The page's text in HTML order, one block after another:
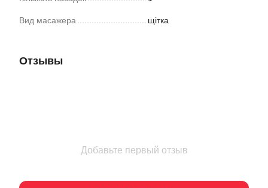
Вид масажера щітка
Отзывы
Добавьте первый отзыв